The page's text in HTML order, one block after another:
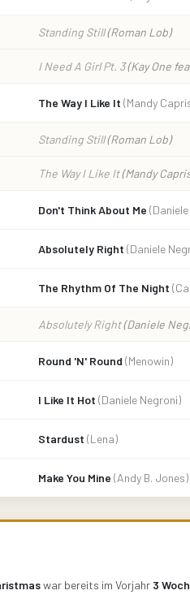
Standing Still(Roman Lob)
I Need A Girl Pt. 3(Kay One
The Way I Like It (Mandy
Standing Still(Roman Lob)
The Way I Like It(Mandy
Don't Think About Me
Absolutely Right (Daniele
The Rhythm Of The Night
Absolutely Right(Daniele
Round 'N' Round (Menowin)
I Like It Hot (Daniele Negroni)
Stardust (Lena)
Make You Mine (Andy B. Jones)
war bereits im Vorjahr 3